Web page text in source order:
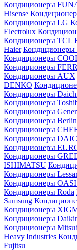
Кондиционеры
Hisense
Кондиционеры LG
Electrolux
Кондиционеры TCL
Haier Кондиционеры
Кондиционеры
Кондиционеры
Кондиционеры AUX
DENKO
Кондиционеры Daichi
Кондиционеры
Кондиционеры
Кондиционеры
Кондиционеры
Кондиционеры
Кондиционеры
Кондиционеры
ISHIMATSU
Кондиционеры Lessar
Кондиционеры
Кондиционеры Roda
Samsung
Кондиционеры
Кондиционеры
Кондиционеры
Heavy Industries
Fujitsu